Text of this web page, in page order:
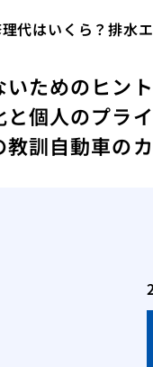
理代はいくら？排水
ためのヒン
個人のプラ
教訓自動車の